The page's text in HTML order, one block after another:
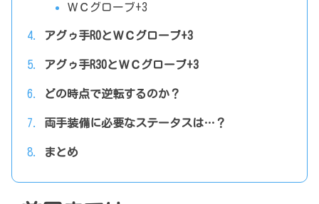
ＷＣグローブ+3
アグゥ手R0とＷＣグローブ+3
アグゥ手R30とＷＣグローブ+3
どの時点で逆転するのか？
両手装備に必要なステータスは…？
まとめ